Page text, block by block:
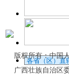
版权所有：中国
广西壮族自治区